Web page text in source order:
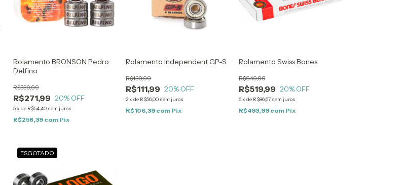
Rolamento BRONSON Pedro
Delfino
R$271,99
R$339,99
20% OFF
5x de R$54,40 sem juros
R$258,39 com Pix
Rolamento Independent GP-S
R$111,99
R$139,99
20% OFF
2xde R$56,00 sem juros
R$106,39 com Pix
Rolamento Swiss Bones
R$519,99
R$649,99
20% OFF
6x de R$86,67 sem juros
R$493,99 com Pix
ESGOTADO